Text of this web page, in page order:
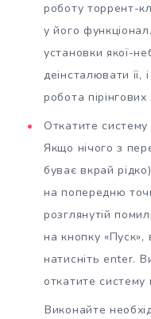
роботу торрент-
у його
установки якої-
деінсталювати її,
робота
Откатите систему
Якщо нічого з
буває вкрай
на попередню
розглянутій
на кнопку «Пуск»,
натисніть enter.
откатите
Виконайте